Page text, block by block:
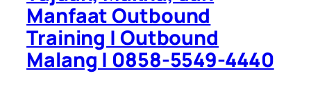
Manfaat Outbound
Training | Outbound
Malang | 0858-5549-4440